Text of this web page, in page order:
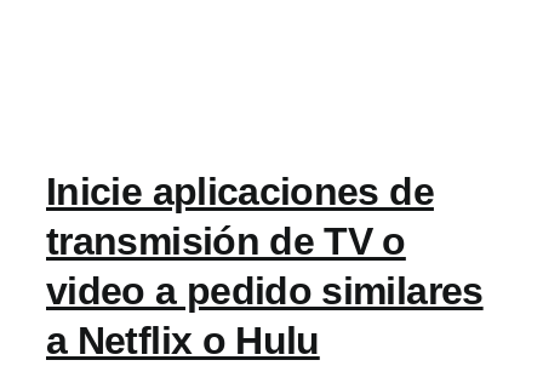
Inicie aplicaciones de
transmisión de TV o
video a pedido similares
a Netflix o Hulu